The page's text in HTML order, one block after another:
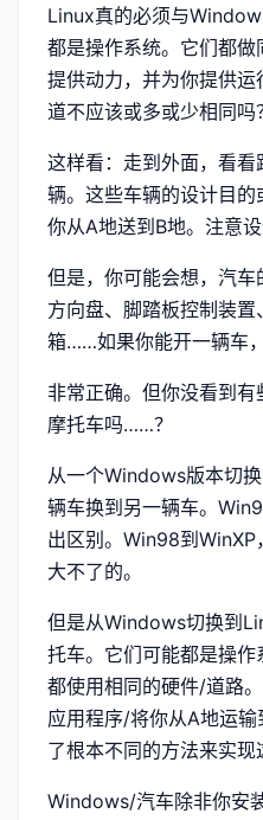
Linux真的必须与
都是操作系统。它们都
提供动力，并为你提供
道不应该或多或少相同吗
这样看：走到外面，看
辆。这些车辆的设计目
你从A地送到B地。注意设
但是，你可能会想，汽
方向盘、脚踏板控制装
箱……如果你能开一辆车
非常正确。但你没看到
摩托车吗……？
从一个Windows版本切
辆车换到另一辆车。
出区别。Win98到
大不了的。
但是从Windows切换到
托车。它们可能都是操
都使用相同的硬件/道路
应用程序/将你从A地运
了根本不同的方法来实现
Windows/汽车除非你安